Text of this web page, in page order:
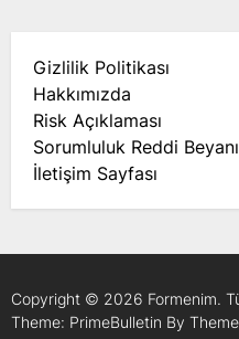
Gizlilik Politikası
Hakkımızda
Risk Açıklaması
Sorumluluk Reddi Beyanı
İletişim Sayfası
Copyright © 2026 Formenim.
Theme: PrimeBulletin By